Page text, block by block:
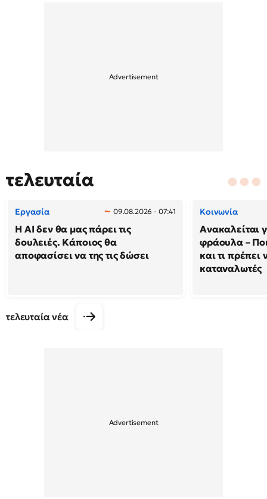
τελευταία
Εργασία 09.08.2026 - 07:41
Η AI δεν θα μας πάρει τις
δουλειές. Κάποιος θα
αποφασίσει να της τις δώσει
Κοινωνία
Ανακαλείται
φράουλα –
και τι πρέπει
καταναλωτές
τελευταία νέα